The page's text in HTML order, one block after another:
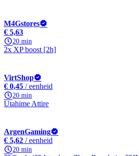
M4Gstores
€ 5,63
20 min
2x XP boost [2h]
VirtShop
€ 0,45 / eenheid
20 min
Utahime Attire
ArgenGaming
€ 5,62 / eenheid
20 min